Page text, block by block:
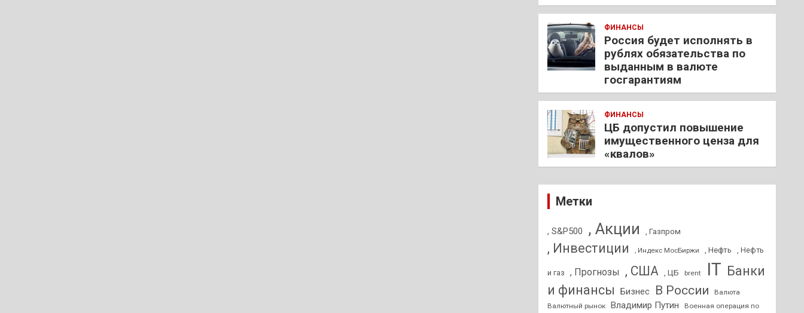
ФИНАНСЫ
Россия будет исполнять в
рублях обязательства по
выданным в валюте
госгарантиям
ФИНАНСЫ
ЦБ допустил повышение
имущественного ценза для
«квалов»
Метки
, S&P500 , Акции , Газпром
, Инвестиции , Индекс МосБиржи , Нефть , Нефть
и газ , Прогнозы , США , ЦБ brent IT Банки
и финансы
Бизнес В России
Валюта
Валютный рынок
Владимир Путин
Военная операция по